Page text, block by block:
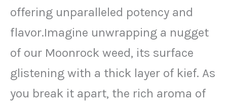
offering unparalleled potency and
flavor.Imagine unwrapping a nugget
of our Moonrock weed, its surface
glistening with a thick layer of kief. As
you break it apart, the rich aroma of